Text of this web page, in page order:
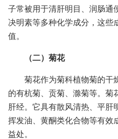
子常被用于清肝明目、润肠通
决明素等多种化学成分，这些
值。
（二）菊花
菊花作为菊科植物菊的干
的有杭菊、贡菊、滁菊等。菊
肝经。它具有散风清热、平
挥发油、黄酮类化合物等有效
益处。